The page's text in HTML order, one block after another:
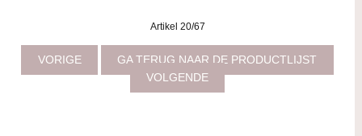
Artikel 20/67
VORIGE
GA TERUG NAAR DE PRODUCTLIJST
VOLGENDE